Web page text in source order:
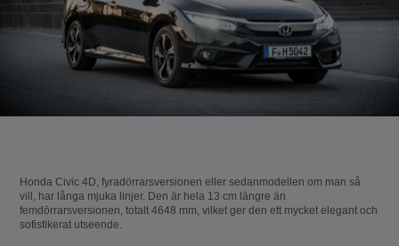
Honda Civic 4D, fyradörrarsversionen eller sedanmodellen om man så
vill, har långa mjuka linjer. Den är hela 13 cm längre än
femdörrarsversionen, totalt 4648 mm, vilket ger den ett mycket elegant och
sofistikerat utseende.